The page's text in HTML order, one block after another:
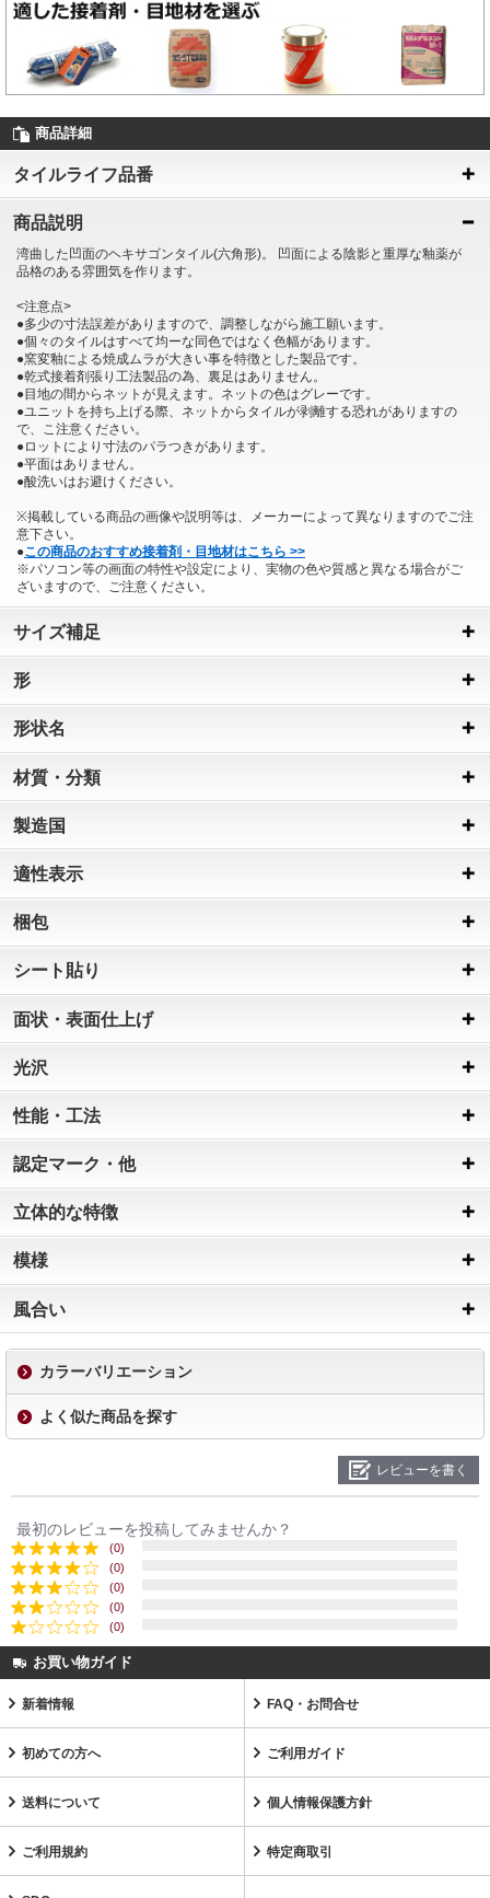
商品詳細
タイルライフ品番
商品説明
湾曲した凹面のヘキサゴンタイル(六角形)。 凹面による陰影と重厚な釉薬が
品格のある雰囲気を作ります。
<注意点>
●多少の寸法誤差がありますので、調整しながら施工願います。
●個々のタイルはすべて均ーな同色ではなく色幅があります。
●窯変釉による焼成ムラが大きい事を特徴とした製品です。
●乾式接着剤張り工法製品の為、裏足はありません。
●目地の間からネットが見えます。ネットの色はグレーです。
●ユニットを持ち上げる際、ネットからタイルが剥離する恐れがありますの
で、こ注意ください。
●ロットにより寸法のパラつきがあります。
●平面はありません。
●酸洗いはお避けください。
※掲載している商品の画像や説明等は、メーカーによって異なりますのでご注
意下さい。
●この商品のおすすめ接着剤・目地材はこちら >>
※パソコン等の画面の特性や設定により、実物の色や質感と異なる場合がご
ざいますので、ご注意ください。
サイズ補足
形
形状名
材質・分類
製造国
適性表示
梱包
シート貼り
面状・表面仕上げ
光沢
性能・工法
認定マーク・他
立体的な特徴
模様
風合い
カラーバリエーション
よく似た商品を探す
レビューを書く
最初のレビューを投稿してみませんか？
(0)
(0)
(0)
(0)
(0)
お買い物ガイド
新着情報 FAQ・お問合せ
初めての方へ ご利用ガイド
送料について 個人情報保護方針
ご利用規約 特定商取引